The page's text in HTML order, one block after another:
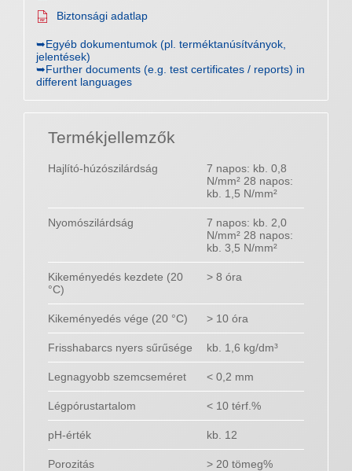
Biztonsági adatlap
➥Egyéb dokumentumok (pl. terméktanúsítványok,
jelentések)
➥Further documents (e.g. test certificates / reports) in
different languages
Termékjellemzők
Hajlító-húzószilárdság
7 napos: kb. 0,8
N/mm² 28 napos:
kb. 1,5 N/mm²
Nyomószilárdság
7 napos: kb. 2,0
N/mm² 28 napos:
kb. 3,5 N/mm²
Kikeményedés kezdete (20
°C)
> 8 óra
Kikeményedés vége (20 °C) > 10 óra
Frisshabarcs nyers sűrűsége kb. 1,6 kg/dm³
Legnagyobb szemcseméret < 0,2 mm
Légpórustartalom < 10 térf.%
pH-érték kb. 12
Porozitás > 20 tömeg%